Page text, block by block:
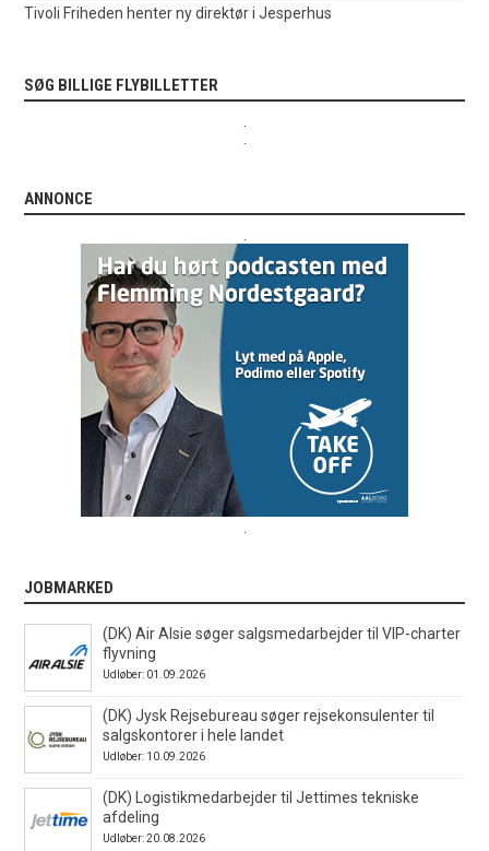
Tivoli Friheden henter ny direktør i Jesperhus
SØG BILLIGE FLYBILLETTER
ANNONCE
JOBMARKED
(DK) Air Alsie søger salgsmedarbejder til VIP-charter
flyvning
Udløber: 01.09.2026
(DK) Jysk Rejsebureau søger rejsekonsulenter til
salgskontorer i hele landet
Udløber: 10.09.2026
(DK) Logistikmedarbejder til Jettimes tekniske
afdeling
Udløber: 20.08.2026